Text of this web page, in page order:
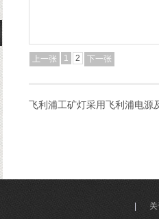
上一张 1 2 下一张
飞利浦工矿灯采用飞利浦电源